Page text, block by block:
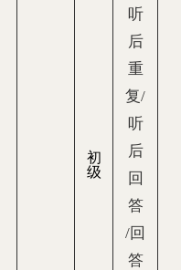
初
级
听
后
重
复/
听
后
回
答
/回
答